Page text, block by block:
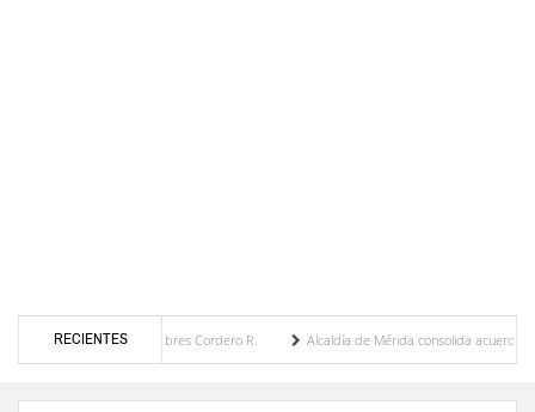
RECIENTES
María Eugenia Febres Cordero R.
Alcaldía de Mérida consolida acuerdos con